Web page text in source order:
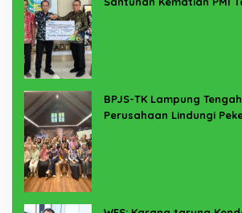
BPJS-TK Lampung
Perusahaan Lindungi